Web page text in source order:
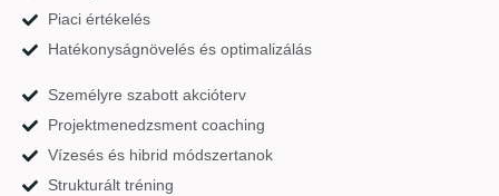
Piaci értékelés
Hatékonyságnövelés és optimalizálás
Személyre szabott akcióterv
Projektmenedzsment coaching
Vízesés és hibrid módszertanok
Strukturált tréning